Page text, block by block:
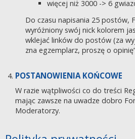
więcej niż 3000 -> 6
Do czasu napisania 25 postów,
wyróżniony swój nick kolorem
wklejać linków do postów (za
zna egzemplarz, proszę o
POSTANOWIENIA KOŃCOWE
W razie wątpliwości co do treści
mając zawsze na uwadze dobro
Moderatorzy.